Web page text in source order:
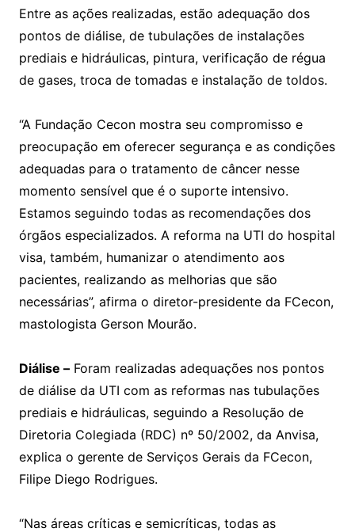
Entre as ações realizadas, estão adequação dos
pontos de diálise, de tubulações de instalações
prediais e hidráulicas, pintura, verificação de régua
de gases, troca de tomadas e instalação de toldos.
“A Fundação Cecon mostra seu compromisso e
preocupação em oferecer segurança e as condições
adequadas para o tratamento de câncer nesse
momento sensível que é o suporte intensivo.
Estamos seguindo todas as recomendações dos
órgãos especializados. A reforma na UTI do hospital
visa, também, humanizar o atendimento aos
pacientes, realizando as melhorias que são
necessárias”, afirma o diretor-presidente da FCecon,
mastologista Gerson Mourão.
Diálise –Foram realizadas adequações nos pontos
de diálise da UTI com as reformas nas tubulações
prediais e hidráulicas, seguindo a Resolução de
Diretoria Colegiada (RDC) nº 50/2002, da Anvisa,
explica o gerente de Serviços Gerais da FCecon,
Filipe Diego Rodrigues.
“Nas áreas críticas e semicríticas, todas as